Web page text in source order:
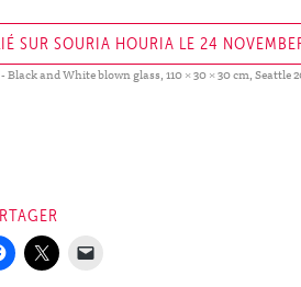
SUR SOURIA HOURIA LE 24
and White blown glass, 110 × 30 × 30 cm, Seattle